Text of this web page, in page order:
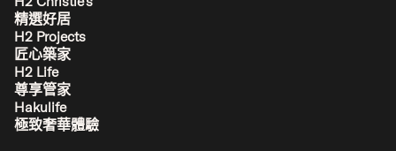
精選好居
H2 Projects
匠心築家
H2 Life
尊享管家
Hakulife
極致奢華體驗